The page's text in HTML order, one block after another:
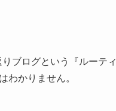
ブログという『ルーティ
わかりません。